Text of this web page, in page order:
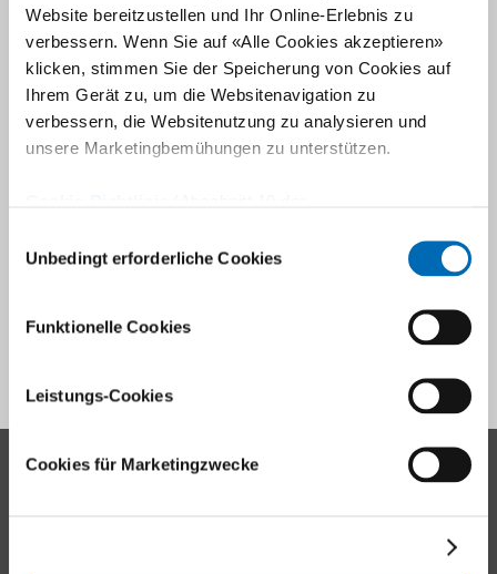
Website bereitzustellen und Ihr Online-Erlebnis zu
verbessern. Wenn Sie auf «Alle Cookies akzeptieren»
klicken, stimmen Sie der Speicherung von Cookies auf
Ihrem Gerät zu, um die Websitenavigation zu
verbessern, die Websitenutzung zu analysieren und
unsere Marketingbemühungen zu unterstützen.
Unbedingt erforderliche Cookies
Funktionelle Cookies
Leistungs-Cookies
Cookies für Marketingzwecke
Das zweitgrösste Gelenk des menschlichen Körpers nimmt
eine Schlüsselrolle ein, wenn es um die schmerzfreie und
uneingeschränkte Bewegung im Sport oder Alltag geht.
hüft- und beckenchirurgische Behandlungen und Eingriffe zur
Seite.
Zum Fachbereich
Kontakt
Universitätsklinik Balgrist